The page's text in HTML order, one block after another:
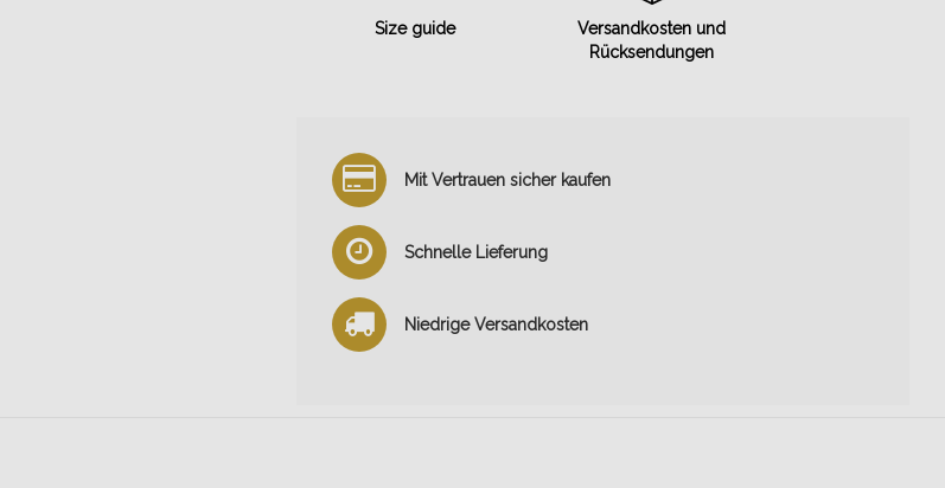
Size guide
Versandkosten und
Rücksendungen
Mit Vertrauen sicher kaufen
Schnelle Lieferung
Niedrige Versandkosten